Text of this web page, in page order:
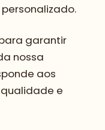
garantir
nossa
aos
e